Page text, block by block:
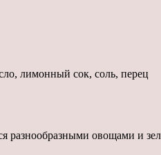
лимонный сок, соль, перец
разнообразными овощами и